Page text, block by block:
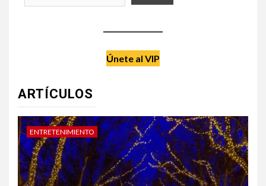
Únete al VIP
ARTÍCULOS
DATE UN CAPRICHO